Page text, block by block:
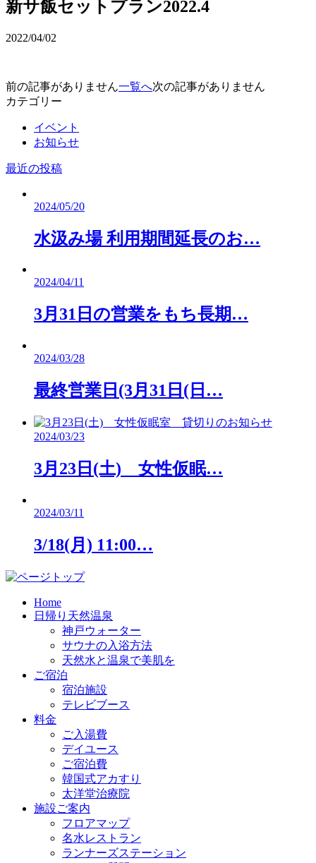
新サ飯セットプラン2022.4
2022/04/02
前の記事がありません一覧へ次の記事がありません
カテゴリー
イベント
お知らせ
最近の投稿
2024/05/20
水汲み場 利用期間延長のお…
2024/04/11
3月31日の営業をもち長期…
2024/03/28
最終営業日(3月31日(日…
2024/03/23
3月23日(土) 女性仮眠…
2024/03/11
3/18(月) 11:00…
Home
日帰り天然温泉
神戸ウォーター
サウナの入浴方法
天然水と温泉で美肌を
ご宿泊
宿泊施設
テレビブース
料金
ご入湯費
デイユース
ご宿泊費
韓国式アカすり
太洋堂治療院
施設ご案内
フロアマップ
名水レストラン
ランナーズステーション